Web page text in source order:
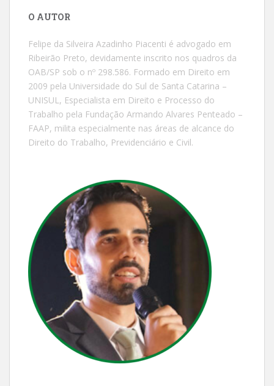
O AUTOR
Felipe da Silveira Azadinho Piacenti é advogado em
Ribeirão Preto, devidamente inscrito nos quadros da
OAB/SP sob o nº 298.586. Formado em Direito em
2009 pela Universidade do Sul de Santa Catarina –
UNISUL, Especialista em Direito e Processo do
Trabalho pela Fundação Armando Alvares Penteado –
FAAP, milita especialmente nas áreas de alcance do
Direito do Trabalho, Previdenciário e Civil.